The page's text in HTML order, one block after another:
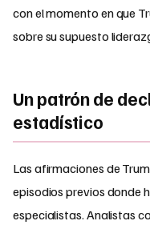
con el momento en que
sobre su supuesto
Un patrón de
estadístico
Las afirmaciones de
episodios previos donde
especialistas. Analistas